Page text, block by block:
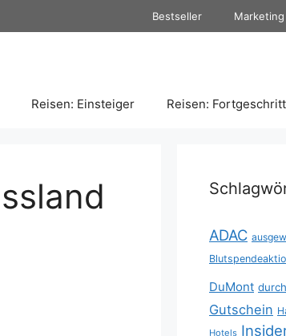
Bestseller Marketing
Reisen: Einsteiger Reisen:
ADAC
DuMont durch
Gutschein
Hotels